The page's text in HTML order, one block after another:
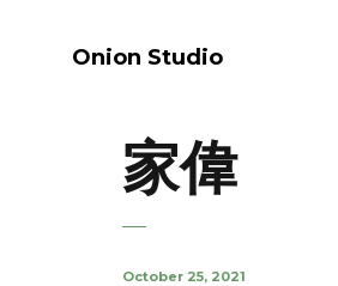
Onion Studio
家偉
October 25, 2021